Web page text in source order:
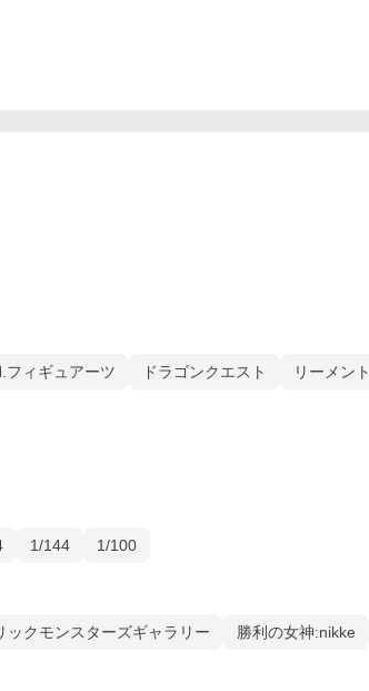
フィギュアーツ ドラゴンクエスト リーメント
1/144 1/100
ックモンスターズギャラリー 勝利の女神:nikke